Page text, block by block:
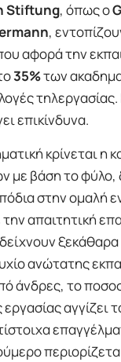
Stiftung, όπως ο
,
αφορά την
35%των
επικίνδυνα.
κρίνεται η
με βάση το
στην ομαλή
απαιτητική
ξεκάθαρα
ανώτατης
άνδρες, το
αγγίζει